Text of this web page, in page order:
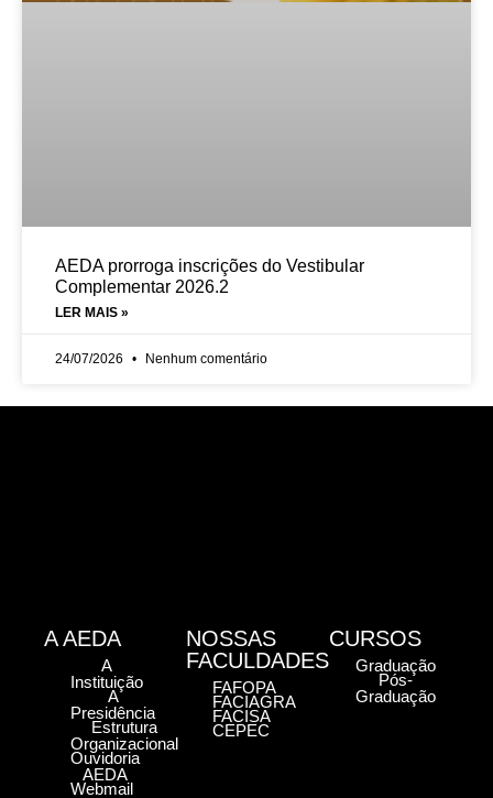
AEDA prorroga inscrições do Vestibular
Complementar 2026.2
LER MAIS »
24/07/2026 Nenhum comentário
A AEDA
A
Instituição
A
Presidência
Estrutura
Organizacional
Ouvidoria
AEDA
Webmail
NOSSAS
FACULDADES
FAFOPA
FACIAGRA
FACISA
CEPEC
CURSOS
Graduação
Pós-
Graduação